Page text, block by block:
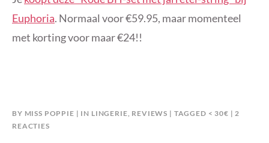
Euphoria. Normaal voor €59.95, maar momenteel
met korting voor maar €24!!
BY MISS POPPIE IN LINGERIE REVIEWS TAGGED < 30€
2
REACTIESOP